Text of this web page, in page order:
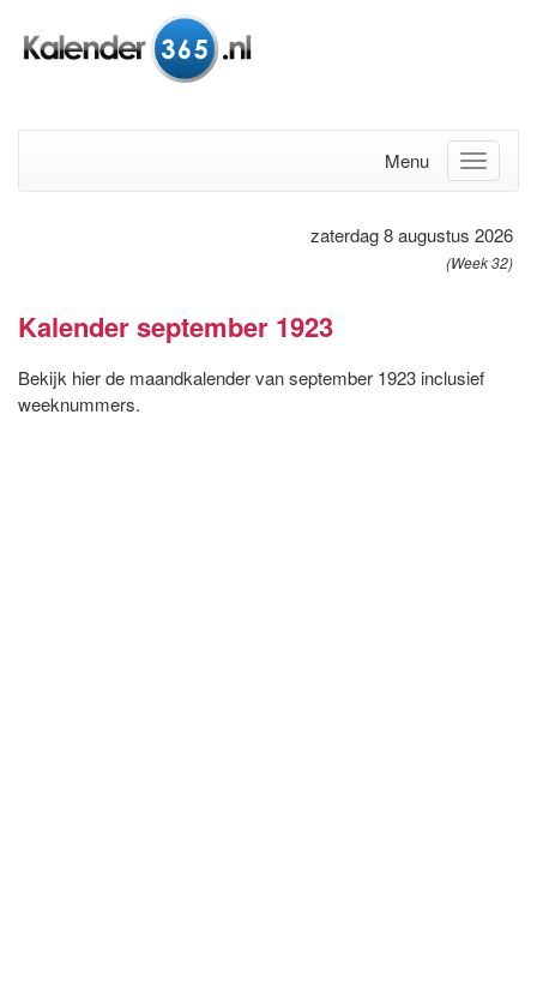
Menu
zaterdag 8 augustus 2026
(Week 32)
Kalender september 1923
Bekijk hier de maandkalender van september 1923 inclusief
weeknummers.